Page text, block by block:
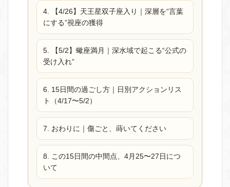
4. 【4/26】天王星双子座入り｜深層を“言葉
にする”視座の獲得
5. 【5/2】蠍座満月｜深水域で起こる“公式の
受け入れ”
6. 15日間の過ごし方｜日別アクションリス
ト（4/17〜5/2）
7. おわりに｜傷ごと、蒔いてください
8. この15日間の中間点、4月25〜27日につ
いて